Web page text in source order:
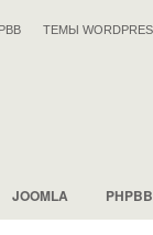
ТЕМЫ
JOOMLA PHPBB